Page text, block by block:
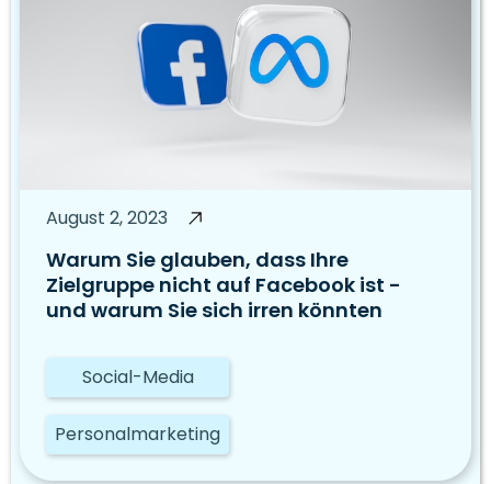
August 2, 2023
Warum Sie glauben, dass Ihre
Zielgruppe nicht auf Facebook ist -
und warum Sie sich irren könnten
Social-Media
Personalmarketing